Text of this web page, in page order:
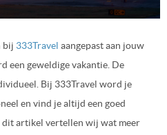
bij 333Travel aangepast aan jouw
een geweldige vakantie. De
Bij 333Travel word je
en vind je altijd een goed
artikel vertellen wij wat meer